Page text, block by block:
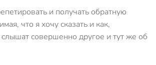
и получать обратную
что я хочу сказать и как,
слышат совершенно другое и тут же об